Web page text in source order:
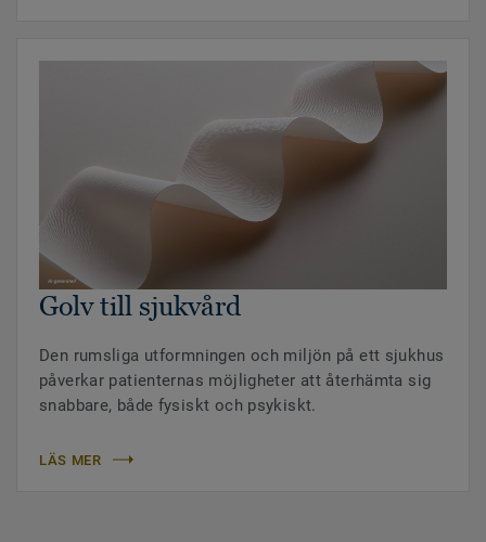
Golv till sjukvård
Den rumsliga utformningen och miljön på ett sjukhus
påverkar patienternas möjligheter att återhämta sig
snabbare, både fysiskt och psykiskt.
LÄS MER